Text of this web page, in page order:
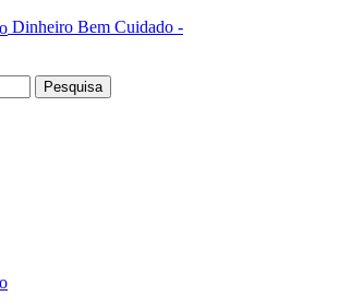
Dinheiro Bem Cuidado -